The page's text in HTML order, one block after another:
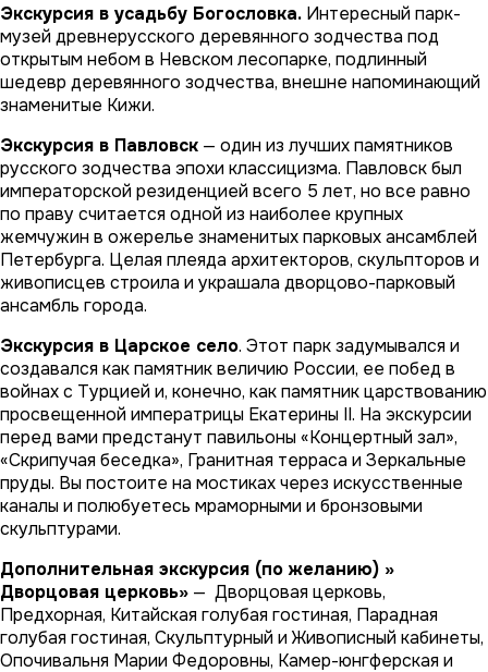
Экскурсия в усадьбу Богословка. Интересный парк-
музей древнерусского деревянного зодчества под
открытым небом в Невском лесопарке, подлинный
шедевр деревянного зодчества, внешне напоминающий
знаменитые Кижи.
Экскурсия в Павловск — один из лучших памятников
русского зодчества эпохи классицизма. Павловск был
императорской резиденцией всего 5 лет, но все равно
по праву считается одной из наиболее крупных
жемчужин в ожерелье знаменитых парковых ансамблей
Петербурга. Целая плеяда архитекторов, скульпторов и
живописцев строила и украшала дворцово-парковый
ансамбль города.
Экскурсия в Царское село. Этот парк задумывался и
создавался как памятник величию России, ее побед в
войнах с Турцией и, конечно, как памятник царствованию
просвещенной императрицы Екатерины II. На экскурсии
перед вами предстанут павильоны «Концертный зал»,
«Скрипучая беседка», Гранитная терраса и Зеркальные
пруды. Вы постоите на мостиках через искусственные
каналы и полюбуетесь мраморными и бронзовыми
скульптурами.
Дополнительная экскурсия (по желанию) »
Дворцовая церковь» — Дворцовая церковь,
Предхорная, Китайская голубая гостиная, Парадная
голубая гостиная, Скульптурный и Живописный кабинеты,
Опочивальня Марии Федоровны, Камер-юнгферская и